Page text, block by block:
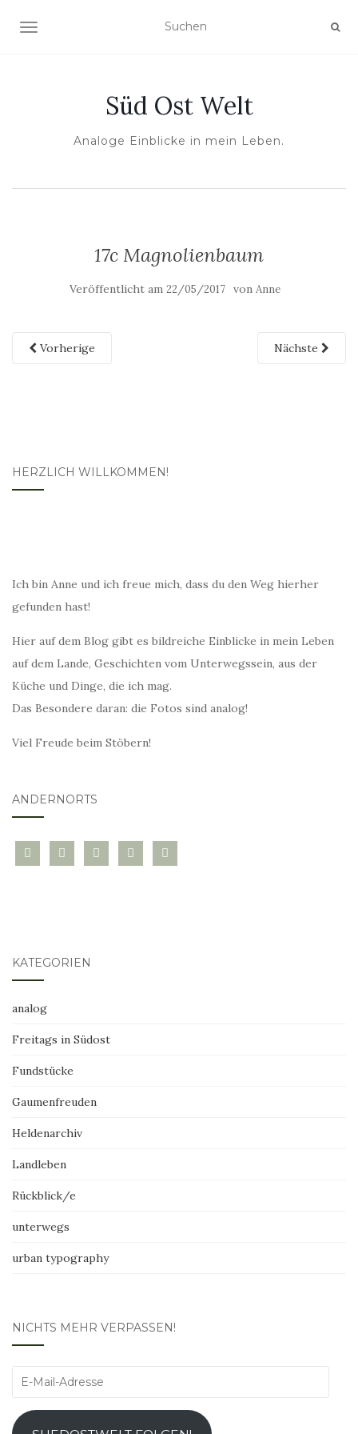
NAVIGATION UMSCHALTEN
Süd Ost Welt
Analoge Einblicke in mein Leben.
17c Magnolienbaum
Veröffentlicht am 22/05/2017 von Anne
Vorherige Nächste
HERZLICH WILLKOMMEN!
Ich bin Anne und ich freue mich, dass du den Weg hierher
gefunden hast!
Hier auf dem Blog gibt es bildreiche Einblicke in mein Leben
auf dem Lande, Geschichten vom Unterwegssein, aus der
Küche und Dinge, die ich mag.
Das Besondere daran: die Fotos sind analog!
Viel Freude beim Stöbern!
ANDERNORTS
bloglovininstagramtwitter pinterest
mail
KATEGORIEN
analog
Freitags in Südost
Fundstücke
Gaumenfreuden
Heldenarchiv
Landleben
Rückblick/e
unterwegs
urban typography
NICHTS MEHR VERPASSEN!
E-
Adresse